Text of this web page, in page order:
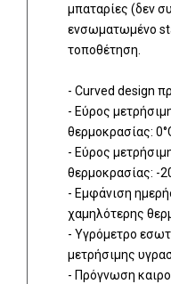
μπαταρίες (δεν
ενσωματωμένο
τοποθέτηση.
- Curved design
- Εύρος
θερμοκρασίας:
- Εύρος
θερμοκρασίας: -
- Εμφάνιση
χαμηλότερης
- Υγρόμετρο
μετρήσιμης
- Πρόγνωση